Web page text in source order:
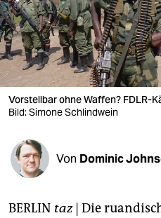
wahrheit
verlag
verlag
veranstaltungen
fragen & hilfe
unterstützen
abo
Vorstellbar ohne Waffen? FDLR-
Bild: Simone Schlindwein
Von Dominic
BERLIN taz Die